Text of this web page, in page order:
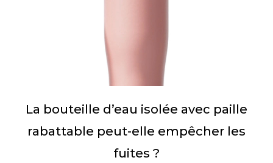
La bouteille d’eau isolée avec paille
rabattable peut-elle empêcher les
fuites ?